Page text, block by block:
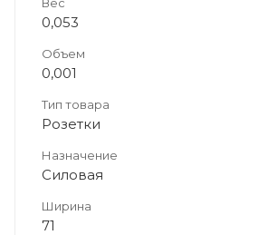
0,053
Объем
0,001
Тип товара
Розетки
Назначение
Силовая
Ширина
71